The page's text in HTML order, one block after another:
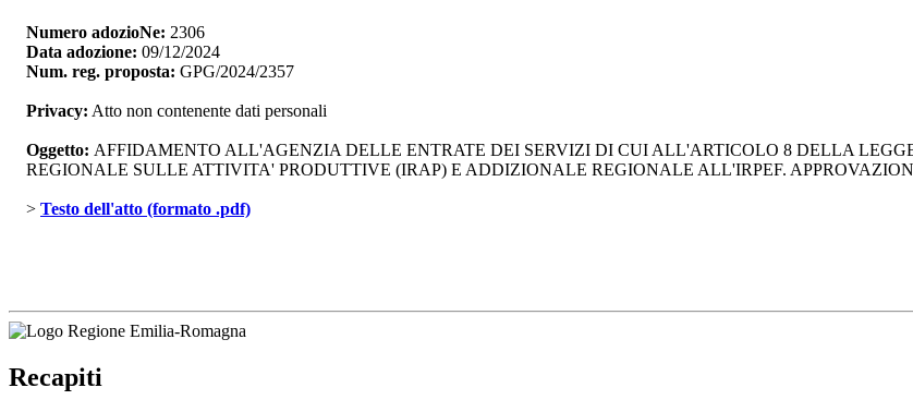
Numero adozioNe: 2306
Data adozione: 09/12/2024
Num. reg. proposta: GPG/2024/2357
Privacy: Atto non contenente dati personali
Oggetto: AFFIDAMENTO ALL'AGENZIA DELLE ENTRATE DEI SERVIZI DI CUI ALL'ARTICOLO 8 DELLA
REGIONALE SULLE ATTIVITA' PRODUTTIVE (IRAP) E ADDIZIONALE REGIONALE ALL'IRPEF.
> Testo dell'atto (formato .pdf)
Recapiti